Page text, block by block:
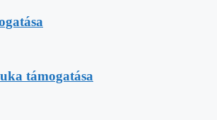
támogatása